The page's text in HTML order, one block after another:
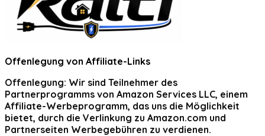
Offenlegung von Affiliate-Links
Offenlegung: Wir sind Teilnehmer des
Partnerprogramms von Amazon Services LLC, einem
Affiliate-Werbeprogramm, das uns die Möglichkeit
bietet, durch die Verlinkung zu Amazon.com und
Partnerseiten Werbegebühren zu verdienen.